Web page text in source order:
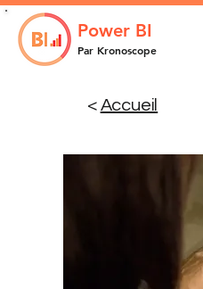
Power BI
Par Kronoscope
< Accueil